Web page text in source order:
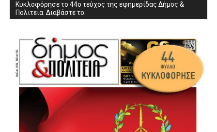
Κυκλοφόρησε το 44ο τεύχος της εφημερίδας Δήμος &
Πολιτεία. Διαβάστε το: